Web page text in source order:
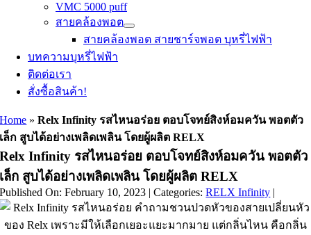
VMC 5000 puff
สายคล้องพอต
สายคล้องพอต สายชาร์จพอต บุหรี่ไฟฟ้า
บทความบุหรี่ไฟฟ้า
ติดต่อเรา
สั่งซื้อสินค้า!
Home »Relx Infinity รสไหนอร่อย ตอบโจทย์สิงห์อมควัน พอตตัว
เล็ก สูบได้อย่างเพลิดเพลิน โดยผู้ผลิต RELX
Relx Infinity รสไหนอร่อย ตอบโจทย์สิงห์อมควัน พอตตัว
เล็ก สูบได้อย่างเพลิดเพลิน โดยผู้ผลิต RELX
Published On: February 10, 2023 |Categories:RELX Infinity |